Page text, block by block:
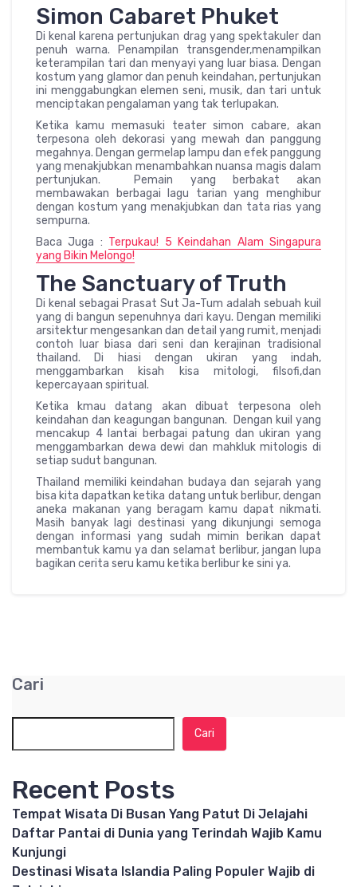
Simon Cabaret Phuket
Di kenal karena pertunjukan drag yang spektakuler dan
penuh warna. Penampilan transgender,menampilkan
keterampilan tari dan menyayi yang luar biasa. Dengan
kostum yang glamor dan penuh keindahan, pertunjukan
ini menggabungkan elemen seni, musik, dan tari untuk
menciptakan pengalaman yang tak terlupakan.
Ketika kamu memasuki teater simon cabare, akan
terpesona oleh dekorasi yang mewah dan panggung
megahnya. Dengan germelap lampu dan efek panggung
yang menakjubkan menambahkan nuansa magis dalam
pertunjukan. Pemain yang berbakat akan
membawakan berbagai lagu tarian yang menghibur
dengan kostum yang menakjubkan dan tata rias yang
sempurna.
Baca Juga : Terpukau! 5 Keindahan Alam Singapura
yang Bikin Melongo!
The Sanctuary of Truth
Di kenal sebagai Prasat Sut Ja-Tum adalah sebuah kuil
yang di bangun sepenuhnya dari kayu. Dengan memiliki
arsitektur mengesankan dan detail yang rumit, menjadi
contoh luar biasa dari seni dan kerajinan tradisional
thailand. Di hiasi dengan ukiran yang indah,
menggambarkan kisah kisa mitologi, filsofi,dan
kepercayaan spiritual.
Ketika kmau datang akan dibuat terpesona oleh
keindahan dan keagungan bangunan. Dengan kuil yang
mencakup 4 lantai berbagai patung dan ukiran yang
menggambarkan dewa dewi dan mahkluk mitologis di
setiap sudut bangunan.
Thailand memiliki keindahan budaya dan sejarah yang
bisa kita dapatkan ketika datang untuk berlibur, dengan
aneka makanan yang beragam kamu dapat nikmati.
Masih banyak lagi destinasi yang dikunjungi semoga
dengan informasi yang sudah mimin berikan dapat
membantuk kamu ya dan selamat berlibur, jangan lupa
bagikan cerita seru kamu ketika berlibur ke sini ya.
Cari
Cari
Recent Posts
Tempat Wisata Di Busan Yang Patut Di Jelajahi
Daftar Pantai di Dunia yang Terindah Wajib Kamu
Kunjungi
Destinasi Wisata Islandia Paling Populer Wajib di